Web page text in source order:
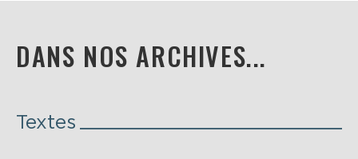
DANS NOS ARCHIVES...
Textes